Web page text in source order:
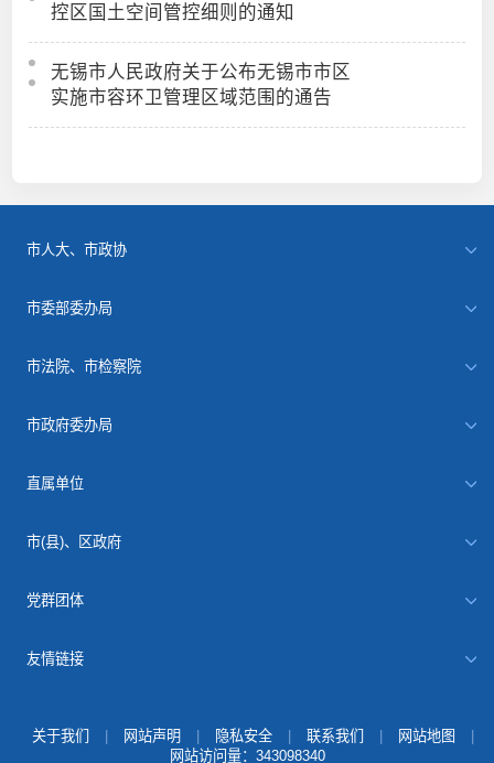
控区国土空间管控细则的通知
无锡市人民政府关于公布无锡市市区
实施市容环卫管理区域范围的通告
市人大、市政协
市委部委办局
市法院、市检察院
市政府委办局
直属单位
市(县)、区政府
党群团体
友情链接
关于我们 网站声明 隐私安全 联系我们 网站地图
网站访问量： 343098340